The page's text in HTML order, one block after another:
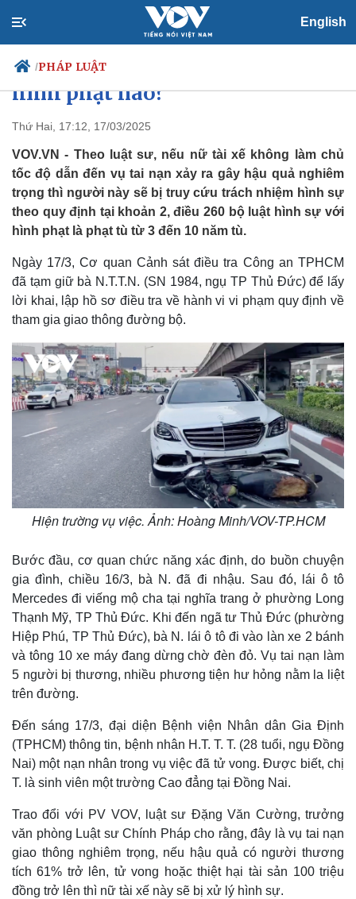
English
/PHÁP LUẬT
Chính trị
Đảng
Tổ chức nhân sự
Quốc hội
Nhận diện sự thật
Xã hội
Tin 24h
Dự báo thời tiết
Giáo dục
Dấu ấn VOV
Việc làm
Biển đảo
Thế giới
Quan sát
Cuộc sống đó đây
Hồ sơ
Multimedia
Video
Ảnh
E-Magazine
Infographic
Tông loạt xe máy ở TP.HCM, nữ
tài xế Mercedes có thể đối diện
hình phạt nào?
Thứ Hai, 17:12, 17/03/2025
VOV.VN - Theo luật sư, nếu nữ tài xế không làm chủ
tốc độ dẫn đến vụ tai nạn xảy ra gây hậu quả nghiêm
trọng thì người này sẽ bị truy cứu trách nhiệm hình sự
theo quy định tại khoản 2, điều 260 bộ luật hình sự với
hình phạt là phạt tù từ 3 đến 10 năm tù.
Ngày 17/3, Cơ quan Cảnh sát điều tra Công an TPHCM
đã tạm giữ bà N.T.T.N. (SN 1984, ngụ TP Thủ Đức) để lấy
lời khai, lập hồ sơ điều tra về hành vi vi phạm quy định về
tham gia giao thông đường bộ.
Hiện trường vụ việc. Ảnh: Hoàng Minh/VOV-TP.HCM
Bước đầu, cơ quan chức năng xác định, do buồn chuyện
gia đình, chiều 16/3, bà N. đã đi nhậu. Sau đó, lái ô tô
Mercedes đi viếng mộ cha tại nghĩa trang ở phường Long
Thạnh Mỹ, TP Thủ Đức. Khi đến ngã tư Thủ Đức (phường
Hiệp Phú, TP Thủ Đức), bà N. lái ô tô đi vào làn xe 2 bánh
và tông 10 xe máy đang dừng chờ đèn đỏ. Vụ tai nạn làm
5 người bị thương, nhiều phương tiện hư hỏng nằm la liệt
trên đường.
Đến sáng 17/3, đại diện Bệnh viện Nhân dân Gia Định
(TPHCM) thông tin, bệnh nhân H.T. T. T. (28 tuổi, ngụ Đồng
Nai) một nạn nhân trong vụ việc đã tử vong. Được biết, chị
T. là sinh viên một trường Cao đẳng tại Đồng Nai.
Trao đổi với PV VOV, luật sư Đặng Văn Cường, trưởng
văn phòng Luật sư Chính Pháp cho rằng, đây là vụ tai nạn
giao thông nghiêm trọng, nếu hậu quả có người thương
tích 61% trở lên, tử vong hoặc thiệt hại tài sản 100 triệu
đồng trở lên thì nữ tài xế này sẽ bị xử lý hình sự.